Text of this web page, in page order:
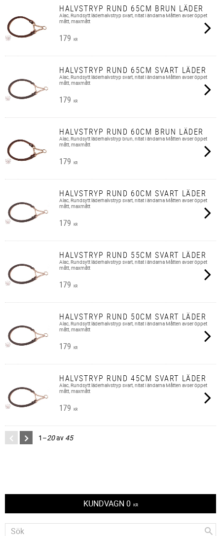
HALVSTRYP RUND 65CM BRUN LÄDER
Alac, Rundsytt läderhalvstryp svart, nitat i ändarna Måtten avser öppet
mått, maxmått
179 KR
HALVSTRYP RUND 65CM SVART LÄDER
Alac, Rundsytt läderhalvstryp svart, nitat i ändarna Måtten avser öppet
mått, maxmått
179 KR
HALVSTRYP RUND 60CM BRUN LÄDER
Alac, Rundsytt läderhalvstryp brun, nitat i ändarna Måtten avser öppet
mått, maxmått
179 KR
HALVSTRYP RUND 60CM SVART LÄDER
Alac, Rundsytt läderhalvstryp svart, nitat i ändarna Måtten avser öppet
mått, maxmått
179 KR
HALVSTRYP RUND 55CM SVART LÄDER
Alac, Rundsytt läderhalvstryp svart, nitat i ändarna Måtten avser öppet
mått, maxmått
179 KR
HALVSTRYP RUND 50CM SVART LÄDER
Alac, Rundsytt läderhalvstryp svart, nitat i ändarna Måtten avser öppet
mått, maxmått
179 KR
HALVSTRYP RUND 45CM SVART LÄDER
Alac, Rundsytt läderhalvstryp svart, nitat i ändarna Måtten avser öppet
mått, maxmått
179 KR
1–20av 45
KUNDVAGN 0 KR